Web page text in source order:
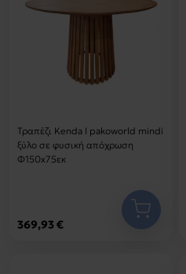
Τραπέζι Kenda I pakoworld mindi
ξύλο σε φυσική απόχρωση
Φ150x75εκ
369,93 €